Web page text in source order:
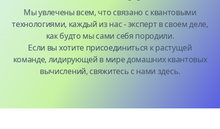
Мы увлечены всем, что связано с квантовыми
технологиями, каждый из нас - эксперт в своем деле,
как будто мы сами себя породили.
Если вы хотите присоединиться к растущей
команде, лидирующей в мире домашних квантовых
вычислений, свяжитесь с нами здесь.